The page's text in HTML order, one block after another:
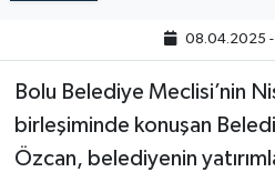
08.04.2025 -
Bolu Belediye Meclisi’nin
birleşiminde konuşan
Özcan, belediyenin